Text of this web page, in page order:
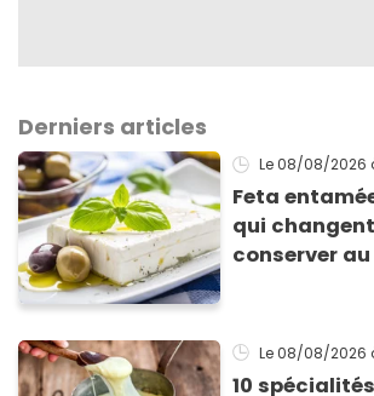
Derniers articles
Le 08/08/2026
Feta
qui
conserver
Le 08/08/2026
10